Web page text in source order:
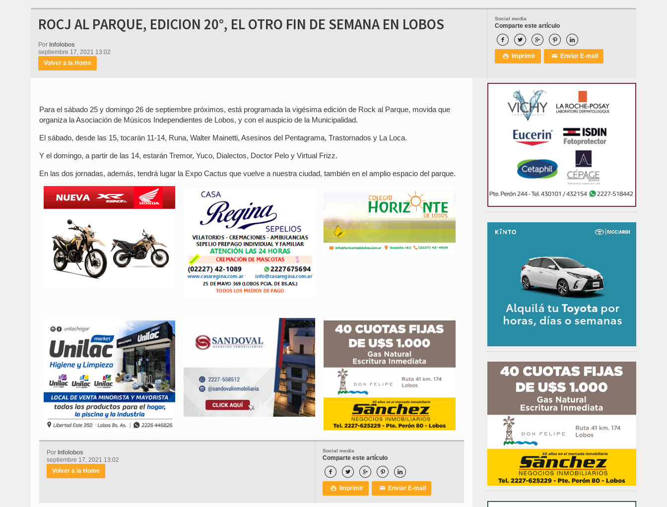
Social media
Comparte este artículo
    
 Imprimir ✉ Enviar E-mail
ROCJ AL PARQUE, EDICION 20°, EL OTRO FIN DE SEMANA EN LOBOS
Por Infolobos
septiembre 17, 2021 13:02
Volver a la Home
Para el sábado 25 y domingo 26 de septiembre próximos, está programada la vigésima edición de Rock al Parque, movida que
organiza la Asociación de Músicos Independientes de Lobos, y con el auspicio de la Municipalidad.
El sábado, desde las 15, tocarán 11-14, Runa, Walter Mainetti, Asesinos del Pentagrama, Trastornados y La Loca.
Y el domingo, a partir de las 14, estarán Tremor, Yuco, Dialectos, Doctor Pelo y Virtual Frizz.
En las dos jornadas, además, tendrá lugar la Expo Cactus que vuelve a nuestra ciudad, también en el amplio espacio del parque.
Social media
Comparte este artículo
    
 Imprimir ✉ Enviar E-mail
Por Infolobos
septiembre 17, 2021 13:02
Volver a la Home